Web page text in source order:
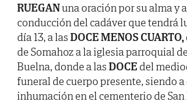
RUEGANuna oración por su alma y
conducción del cadáver que tendrá
día 13, a lasDOCE MENOS CUARTO,
de Somahoz a la iglesia parroquial
Buelna, donde a lasDOCE del
funeral de cuerpo presente, siendo
inhumación en el cementerio de